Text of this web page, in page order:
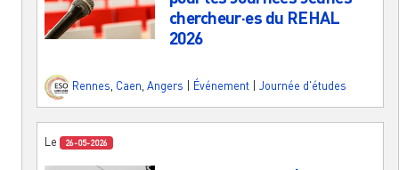
chercheur·es du REHAL
2026
Rennes, Caen, Angers Événement Journée d'études
Le 26-05-2026